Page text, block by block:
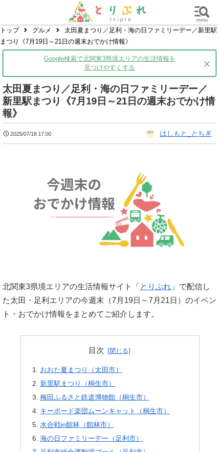
茨城 グルメ 買い物 子育て
トップ グルメ
太田夏まつり／足利・海の日ファミリーデー／新里駅
まつり《7月19日～21日の週末おでかけ情報》
Google検索で北関東3県境エリアの生活情報を
見つけやすくする
×
太田夏まつり／足利・海の日ファミリーデー／
新里駅まつり《7月19日～21日の週末おでかけ情
報》
2025/07/18 17:00 はしもと_とちぎ
北関東3県境エリアの生活情報サイト「 とりぷれ 」で配信し
た太田・足利エリアの今週末（7月19日～7月21日）のイベン
ト・おでかけ情報をまとめてご紹介します。
目次
おおた夏まつり（太田市）
新里駅まつり（桐生市）
梅田ふるさと鉄道博物館（桐生市）
キーボード楽団ムーンキャット（桐生市）
水合戦in館林（館林市）
海の日ファミリーデー（足利市）
menu